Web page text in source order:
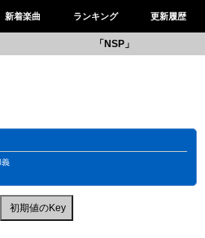
新着楽曲 ランキング 更新履歴
「NSP」
義